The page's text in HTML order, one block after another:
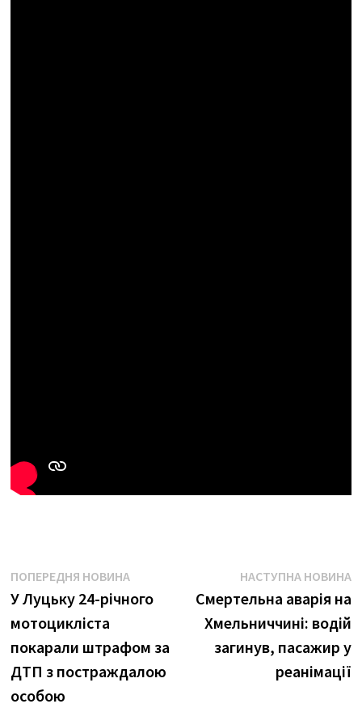
Навігація
записів
ПОПЕРЕДНЯ НОВИНАПопередня
новина:
У Луцьку 24-річного
мотоцикліста
покарали штрафом за
ДТП з постраждалою
особою
НАСТУПНА НОВИНА
Смертельна аварія на
Хмельниччині: водій
загинув, пасажир у
реанімації